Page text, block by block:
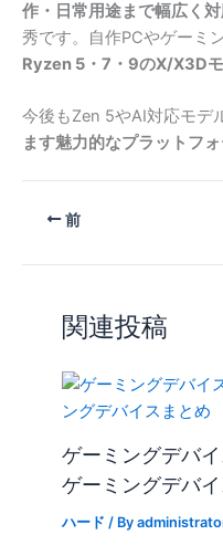
作・日常用途まで幅広く
秀です。自作PCやゲーミ
Ryzen 5・7・9のX/X3D
今後もZen 5やAI対応モデ
ます魅力的なプラットフ
前
関連投稿
ゲーミングデバ
ゲーミングデバ
ハード / By